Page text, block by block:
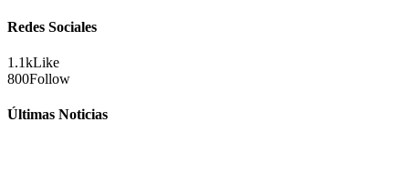
Redes Sociales
1.1kLike
800Follow
Últimas Noticias